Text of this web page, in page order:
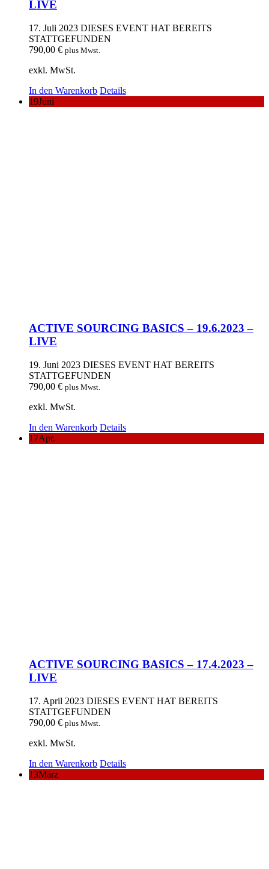
LIVE
17. Juli 2023 DIESES EVENT HAT BEREITS
STATTGEFUNDEN
790,00 € plus Mwst.
exkl. MwSt.
In den Warenkorb Details
19Juni
ACTIVE SOURCING BASICS – 19.6.2023 –
LIVE
19. Juni 2023 DIESES EVENT HAT BEREITS
STATTGEFUNDEN
790,00 € plus Mwst.
exkl. MwSt.
In den Warenkorb Details
17Apr.
ACTIVE SOURCING BASICS – 17.4.2023 –
LIVE
17. April 2023 DIESES EVENT HAT BEREITS
STATTGEFUNDEN
790,00 € plus Mwst.
exkl. MwSt.
In den Warenkorb Details
13März